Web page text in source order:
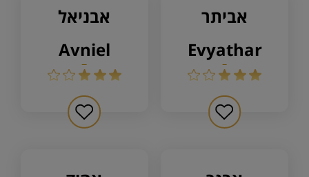
אביתר
evyathar
אבניאל
avniel